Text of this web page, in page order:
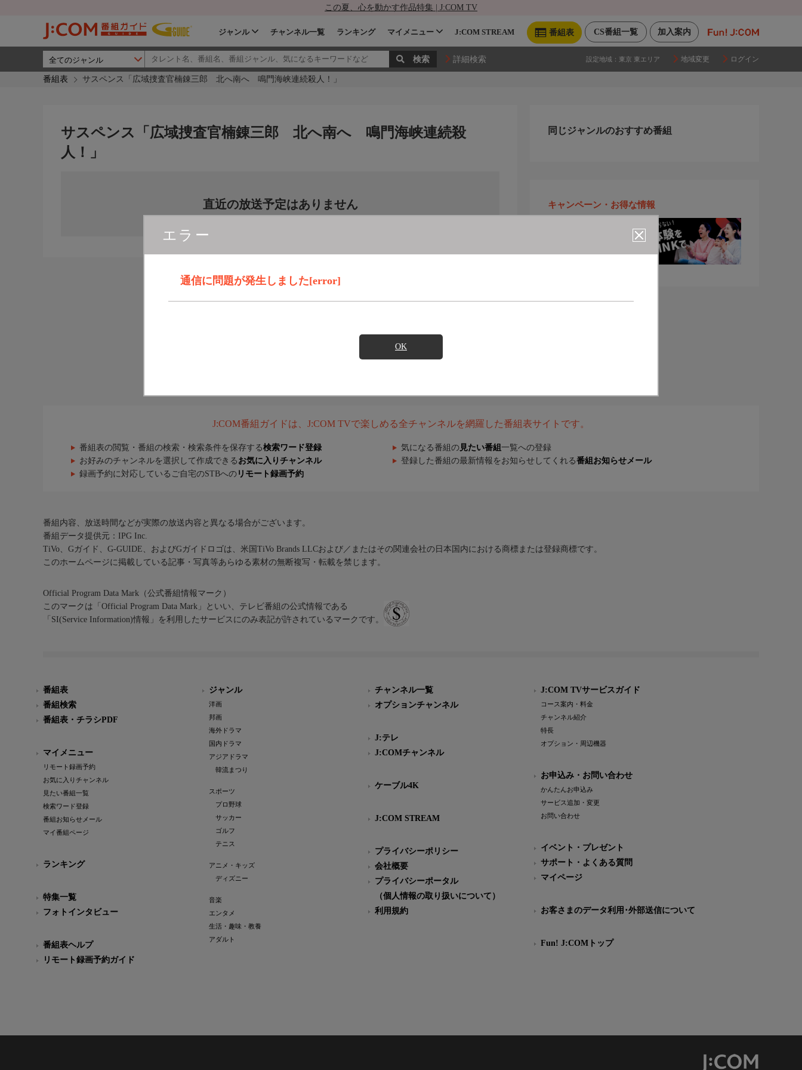
この夏、心を動かす作品特集 | J:COM TV
加入案内
CS番組一覧
番組表
ジャンル チャンネル一覧 ランキング マイメニュー J:COM STREAM
詳細検索 設定地域： 東京 東エリア 地域変更 ログイン
番組表 サスペンス「広域捜査官楠錬三郎 北へ南へ 鳴門海峡連続殺人！」
エラー
通信に問題が発生しました[error]
OK
サスペンス「広域捜査官楠錬三郎 北へ南へ 鳴門海峡連続殺
人！」
直近の放送予定はありません
同じジャンルのおすすめ番組
キャンペーン・お得な情報
J:COM番組ガイドは、J:COM TVで楽しめる全チャンネルを網羅した番組表サイトです。
番組表の閲覧・番組の検索・検索条件を保存する検索ワード登録 気になる番組の 見たい番組 一覧への登録
お好みのチャンネルを選択して作成できる お気に入りチャンネル 登録した番組の最新情報をお知らせしてくれる番組お知らせメール
録画予約に対応しているご自宅のSTBへの リモート録画予約
番組内容、放送時間などが実際の放送内容と異なる場合がございます。
番組データ提供元：IPG Inc.
TiVo、Gガイド、G-GUIDE、およびGガイドロゴは、米国TiVo Brands LLCおよび／またはその関連会社の日本国内における商標または登録商標です。
このホームページに掲載している記事・写真等あらゆる素材の無断複写・転載を禁じます。
Official Program Data Mark（公式番組情報マーク）
このマークは「Official Program Data Mark」といい、テレビ番組の公式情報である
「SI(Service Information)情報」を利用したサービスにのみ表記が許されているマークです。
番組表
番組検索
番組表・チラシPDF
マイメニュー
リモート録画予約
お気に入りチャンネル
見たい番組一覧
検索ワード登録
番組お知らせメール
マイ番組ページ
ランキング
特集一覧
フォトインタビュー
番組表ヘルプ
リモート録画予約ガイド
ジャンル
洋画
邦画
海外ドラマ
国内ドラマ
アジアドラマ
韓流まつり
スポーツ
プロ野球
サッカー
ゴルフ
テニス
アニメ・キッズ
ディズニー
音楽
エンタメ
生活・趣味・教養
アダルト
チャンネル一覧
オプションチャンネル
J:テレ
J:COMチャンネル
ケーブル4K
J:COM STREAM
プライバシーポリシー
会社概要
プライバシーポータル
（個人情報の取り扱いについて）
利用規約
J:COM TVサービスガイド
コース案内・料金
チャンネル紹介
特長
オプション・周辺機器
お申込み・お問い合わせ
かんたんお申込み
サービス追加・変更
お問い合わせ
イベント・プレゼント
サポート・よくある質問
マイページ
お客さまのデータ利用･外部送信について
Fun! J:COMトップ